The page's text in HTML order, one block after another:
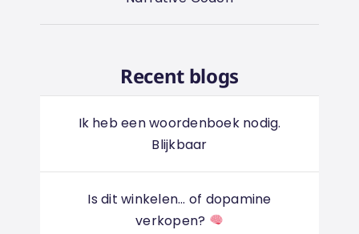
Recent blogs
Ik heb een woordenboek nodig.
Blijkbaar
Is dit winkelen... of dopamine
verkopen?